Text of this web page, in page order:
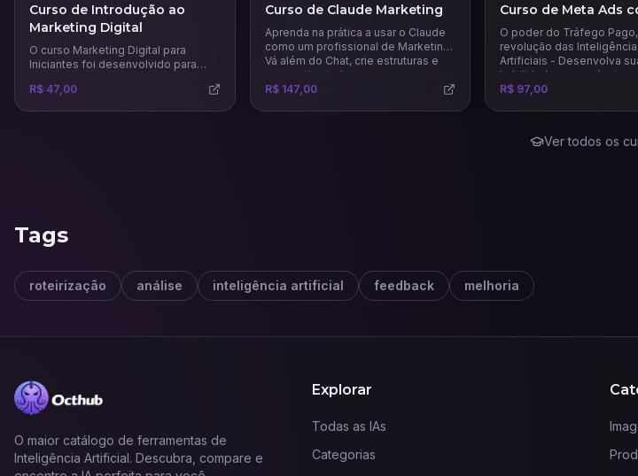
Curso de Introdução ao
Marketing Digital
O curso Marketing Digital para
Iniciantes foi desenvolvido para
passos no universo digital e
R$ 47,00
Curso de Claude Marketing
Aprenda na prática a usar o Claude
como um profissional de Marketing.
Vá além do Chat, crie estruturas e
automatize tudo.
R$ 147,00
Curso de Meta Ads
O poder do Tráfego
revolução das
Artificiais - Desenvolva
habilidades em anúncios
usando todo potencial das
R$ 97,00
Ver todos os
Tags
roteirização análise inteligência artificial feedback melhoria
O maior catálogo de ferramentas de
Inteligência Artificial. Descubra, compare e
Explorar
Todas as IAs
Categorias